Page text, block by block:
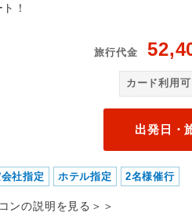
！
ク フロント ホテル アット ユニバーサル
旅行代金
カード利用可
出発日・
社指定 ホテル指定 2名様催行
ンの説明を見る＞＞